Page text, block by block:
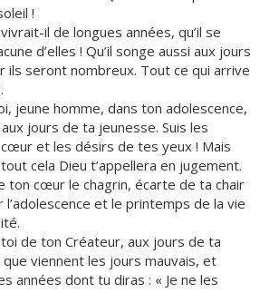
!
il de longues années, qu’il se
d’elles ! Qu’il songe aussi aux jours
ils seront nombreux. Tout ce qui arrive
jeune homme, dans ton adolescence,
jours de ta jeunesse. Suis les
et les désirs de tes yeux ! Mais
cela Dieu t’appellera en jugement.
ton cœur le chagrin, écarte de ta chair
l’adolescence et le printemps de la vie
de ton Créateur, aux jours de ta
viennent les jours mauvais, et
années dont tu diras : « Je ne les